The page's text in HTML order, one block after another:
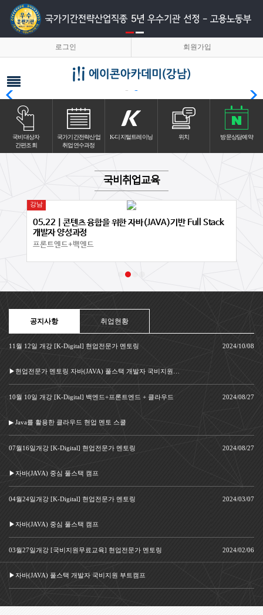
로그인 회원가입
국비대상자
간편조회
국가기간전략산업
취업연수과정
K-디지털트레이닝 위치 방문상담예약
국비취업교육
강남
05.22 | 콘텐츠 융합을 위한 자바(JAVA)기반 Full Stack
개발자 양성과정
프론트엔드+백엔드
공지사항 취업현황
11월 12일 개강 [K-Digital] 현업전문가 멘토링
▶현업전문가 멘토링 자바(JAVA) 풀스택 개발자 국비지원 부트캠프
2024/10/08
10월 10일 개강 [K-Digital] 백엔드+프론트엔드 + 클라우드
▶ Java를 활용한 클라우드 현업 멘토 스쿨
2024/08/27
07월16일개강 [K-Digital] 현업전문가 멘토링
▶자바(JAVA) 중심 풀스택 캠프
2024/08/27
04월24일개강 [K-Digital] 현업전문가 멘토링
▶자바(JAVA) 중심 풀스택 캠프
2024/03/07
03월27일개강 [국비지원무료교육] 현업전문가 멘토링
▶자바(JAVA) 풀스택 개발자 국비지원 부트캠프
2024/02/06